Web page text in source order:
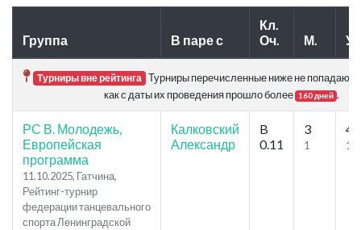
Группа В паре с
Кл.
Оч.
М.
Турниры вне рейтинга Турниры перечисленные ниже не попадают в
как с даты их проведения прошло более 160 дней .
РС В. Молодежь,
Европейская
программа
11.10.2025, Гатчина,
Рейтинг-турнир
федерации танцевального
спорта Ленинградской
Калковский
Александр
B
0.11
3
1
4
1